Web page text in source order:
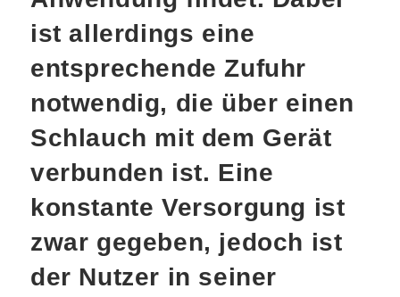
ist allerdings eine
entsprechende Zufuhr
notwendig, die über einen
Schlauch mit dem Gerät
verbunden ist. Eine
konstante Versorgung ist
zwar gegeben, jedoch ist
der Nutzer in seiner